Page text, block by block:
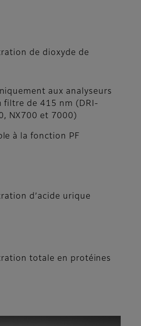
de dioxyde de
aux analyseurs
filtre de 415 nm (DRI-
NX700 et 7000)
à la fonction PF
d’acide urique
totale en protéines